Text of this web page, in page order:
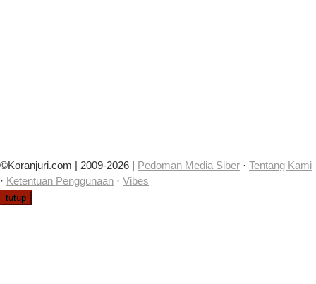
©Koranjuri.com | 2009-2026 | Pedoman Media Siber · Tentang Kami
· Ketentuan Penggunaan · Vibes
tutup